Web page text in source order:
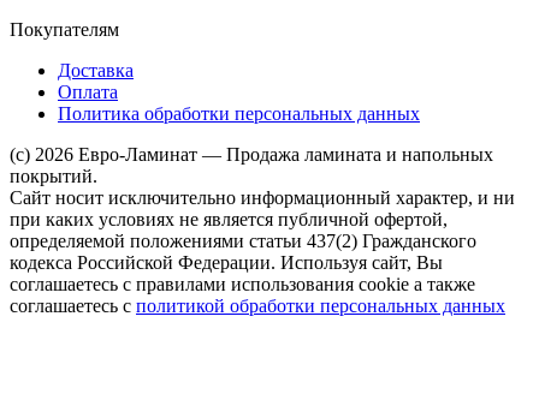
Покупателям
Доставка
Оплата
Политика обработки персональных данных
(c) 2026 Евро-Ламинат — Продажа ламината и напольных
покрытий.
Сайт носит исключительно информационный характер, и ни
при каких условиях не является публичной офертой,
определяемой положениями статьи 437(2) Гражданского
кодекса Российской Федерации. Используя сайт, Вы
соглашаетесь с правилами использования cookie а также
соглашаетесь с политикой обработки персональных данных